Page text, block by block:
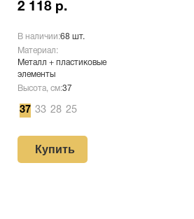
2 118 р.
В наличии:68 шт.
Материал:
Металл + пластиковые
элементы
Высота, см:37
37 33 28 25
Купить